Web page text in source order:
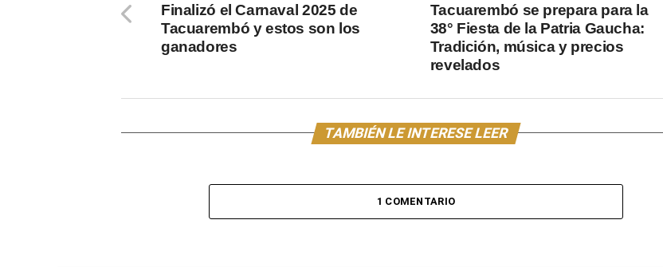
Tacuarembó se prepara para la
38° Fiesta de la Patria Gaucha:
Tradición, música y precios
revelados
Finalizó el Carnaval 2025 de
Tacuarembó y estos son los
ganadores
TAMBIÉN LE INTERESE LEER
1 COMENTARIO